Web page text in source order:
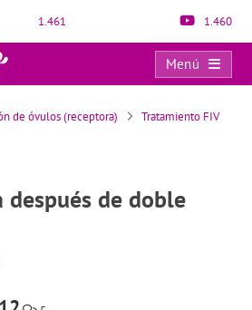
1.461 1.460
Menú
Beta negativa después de doble donación
de óvulos (receptora)
Tratamiento FIV
después de doble